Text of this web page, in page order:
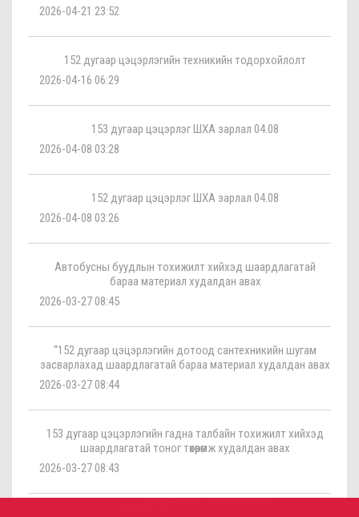
2026-04-21 23:52
152 дугаар цэцэрлэгийн техникийн тодорхойлолт
2026-04-16 06:29
153 дугаар цэцэрлэг ШХА зарлал 04.08
2026-04-08 03:28
152 дугаар цэцэрлэг ШХА зарлал 04.08
2026-04-08 03:26
Автобусны буудлын тохижилт хийхэд шаардлагатай
бараа материал худалдан авах
2026-03-27 08:45
“152 дугаар цэцэрлэгийн дотоод сантехникийн шугам
засварлахад шаардлагатай бараа материал худалдан авах
2026-03-27 08:44
153 дугаар цэцэрлэгийн гадна талбайн тохижилт хийхэд
шаардлагатай тоног төхөөрөмж худалдан авах
2026-03-27 08:43